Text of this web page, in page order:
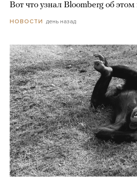
Вот что узнал Bloomberg об этом
НОВОСТИ день назад